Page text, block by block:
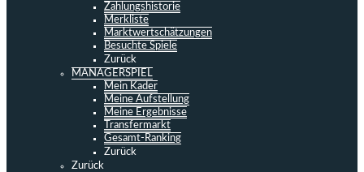
Zahlungshistorie
Merkliste
Marktwertschätzungen
Besuchte Spiele
Zurück
MANAGERSPIEL
Mein Kader
Meine Aufstellung
Meine Ergebnisse
Transfermarkt
Gesamt-Ranking
Zurück
Zurück